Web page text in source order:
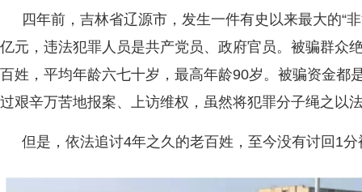
四年前，吉林省辽源市，发生一件有史以来最大的“
亿元，违法犯罪人员是共产党员、政府官员。被骗群众
百姓，平均年龄六七十岁，最高年龄90岁。被骗资金都
过艰辛万苦地报案、上访维权，虽然将犯罪分子绳之以
但是，依法追讨4年之久的老百姓，至今没有讨回1